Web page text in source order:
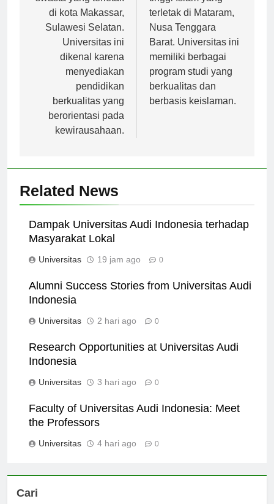
swasta yang terletak
di kota Makassar,
Sulawesi Selatan.
Universitas ini
dikenal karena
menyediakan
pendidikan
berkualitas yang
berorientasi pada
tinggi Islam yang
terletak di Mataram,
Nusa Tenggara
Barat. Universitas ini
memiliki berbagai
program studi yang
berkualitas dan
Related News
Dampak Universitas Audi Indonesia terhadap
Alumni Success Stories from Universitas Audi
Research Opportunities at Universitas Audi
Faculty of Universitas Audi Indonesia: Meet